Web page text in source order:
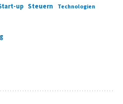
up Steuern Technologien